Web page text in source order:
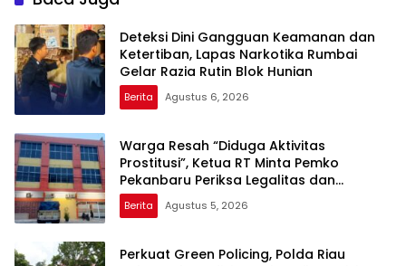
Deteksi Dini Gangguan Keamanan dan
Ketertiban, Lapas Narkotika Rumbai
Gelar Razia Rutin Blok Hunian
Berita Agustus 6, 2026
Warga Resah “Diduga Aktivitas
Prostitusi”, Ketua RT Minta Pemko
Pekanbaru Periksa Legalitas dan
Aktivitas Z Homestay di Jalan Tanjung
Datuk
Berita Agustus 5, 2026
Perkuat Green Policing, Polda Riau